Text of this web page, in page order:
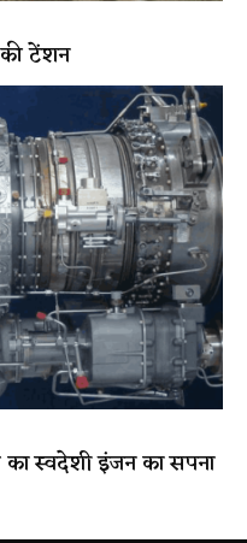
टेंशन
स्वदेशी इंजन का सपना